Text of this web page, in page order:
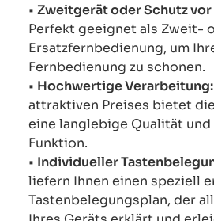
• Zweitgerät oder Schutz
Perfekt geeignet als Zweit-
Ersatzfernbedienung, um
Fernbedienung zu schonen.
• Hochwertige Verarbeitung:
attraktiven Preises bietet
eine langlebige Qualität und
Funktion.
• Individueller
liefern Ihnen einen speziell
Tastenbelegungsplan, der